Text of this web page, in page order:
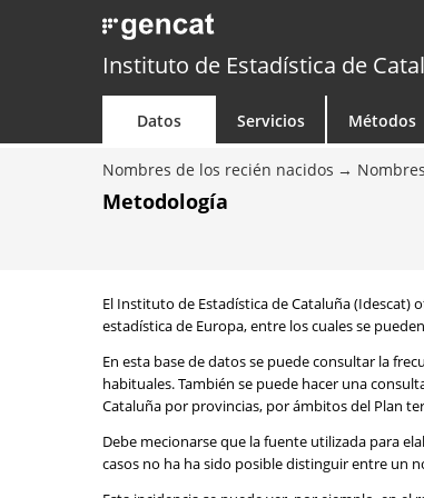
Instituto de Estadística de
Datos Servicios Métodos
Nombres de los recién nacidos
Metodología
El Instituto de Estadística de Cataluña
estadística de Europa, entre los cuales se
En esta base de datos se puede consultar la
habituales. También se puede hacer una
Cataluña por provincias, por ámbitos del Plan
Debe mecionarse que la fuente utilizada para
casos no ha ha sido posible distinguir entre un